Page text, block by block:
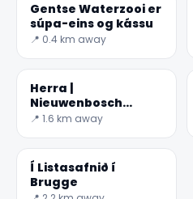
Gentse Waterzooi er
súpa-eins og kássu
📍 0.4 km away
Herra |
Nieuwenbosch
Abbey
📍 1.6 km away
Í Listasafnið í
Brugge